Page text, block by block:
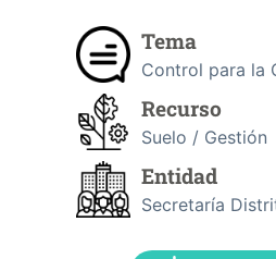
Tema
Control para la
Recurso
Suelo / Gestión
Entidad
Secretaría